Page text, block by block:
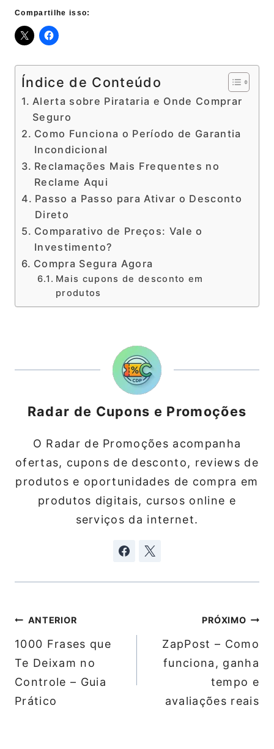
Compartilhe isso:
Índice de Conteúdo
Alerta sobre Pirataria e Onde Comprar
Seguro
Como Funciona o Período de Garantia
Incondicional
Reclamações Mais Frequentes no
Reclame Aqui
Passo a Passo para Ativar o Desconto
Direto
Comparativo de Preços: Vale o
Investimento?
Compra Segura Agora
Mais cupons de desconto em
produtos
Radar de Cupons e Promoções
O Radar de Promoções acompanha
ofertas, cupons de desconto, reviews de
produtos e oportunidades de compra em
produtos digitais, cursos online e
serviços da internet.
Navegação
de
Post
ANTERIOR
1000 Frases que
Te Deixam no
Controle – Guia
Prático
PRÓXIMO
ZapPost – Como
funciona, ganha
tempo e
avaliações reais